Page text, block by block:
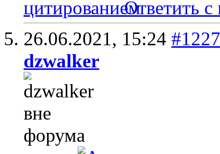
Ответить с
26.06.2021, 15:24
dzwalker